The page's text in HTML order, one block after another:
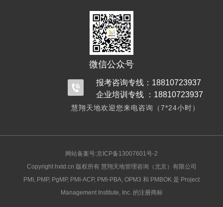
微信公众号
报考咨询专线：18810723937
企业培训专线 ：18810723937
慧翔天地欢迎您来电咨询（7*24小时）
网站备案号:京ICP备13007601号-2
Copyright hxtd.cn 版权所有 慧翔天地管理咨询（北京）有限公司
PMI, PMP, PgMP, PMI-ACP, PMI-PBA, OPM3 和 PMBOK 是 Project
Management Institute, Inc. 的注册商标